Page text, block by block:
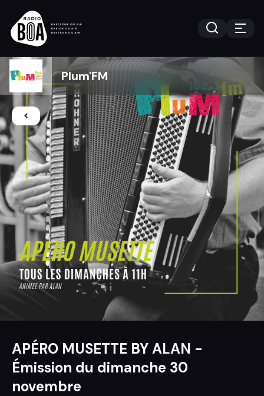
Plum'FM
APÉRO MUSETTE BY ALAN -
Émission du dimanche 30
novembre